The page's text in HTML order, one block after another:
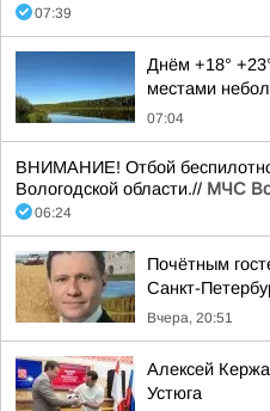
07:39
Днём +18°
местами
07:04
ВНИМАНИЕ! Отбой
Вологодской области.// МЧС
06:24
Почётным
Санкт-
Вчера, 20:51
Алексей
Устюга